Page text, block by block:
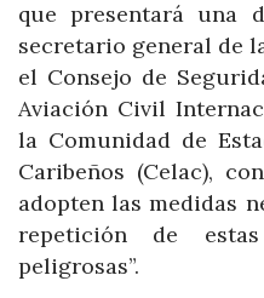
que presentará una
secretario general de
el Consejo de
Aviación Civil
la Comunidad de
Caribeños (Celac),
adopten las medidas
repetición de
peligrosas”.